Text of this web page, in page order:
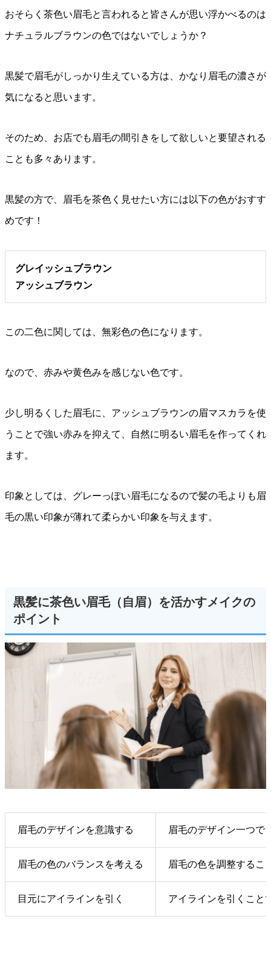
おそらく茶色い眉毛と言われると皆さんが思い浮かべるのは
ナチュラルブラウンの色ではないでしょうか？
黒髪で眉毛がしっかり生えている方は、かなり眉毛の濃さが
気になると思います。
そのため、お店でも眉毛の間引きをして欲しいと要望される
ことも多々あります。
黒髪の方で、眉毛を茶色く見せたい方には以下の色がおすす
めです！
グレイッシュブラウン
アッシュブラウン
この二色に関しては、無彩色の色になります。
なので、赤みや黄色みを感じない色です。
少し明るくした眉毛に、アッシュブラウンの眉マスカラを使
うことで強い赤みを抑えて、自然に明るい眉毛を作ってくれ
ます。
印象としては、グレーっぽい眉毛になるので髪の毛よりも眉
毛の黒い印象が薄れて柔らかい印象を与えます。
黒髪に茶色い眉毛（自眉）を活かすメイクの
ポイント
眉毛のデザインを意識する 眉毛のデザイン一つで
眉毛の色のバランスを考える 眉毛の色を調整するこ
目元にアイラインを引く アイラインを引くこと